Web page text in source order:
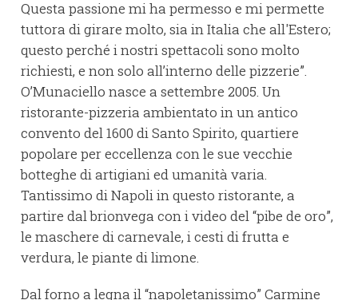
Questa passione mi ha permesso e mi permette
tuttora di girare molto, sia in Italia che all'Estero;
questo perché i nostri spettacoli sono molto
richiesti, e non solo all’interno delle pizzerie”.
O’Munaciello nasce a settembre 2005. Un
ristorante-pizzeria ambientato in un antico
convento del 1600 di Santo Spirito, quartiere
popolare per eccellenza con le sue vecchie
botteghe di artigiani ed umanità varia.
Tantissimo di Napoli in questo ristorante, a
partire dal brionvega con i video del “pibe de oro”,
le maschere di carnevale, i cesti di frutta e
verdura, le piante di limone.
Dal forno a legna il “napoletanissimo” Carmine